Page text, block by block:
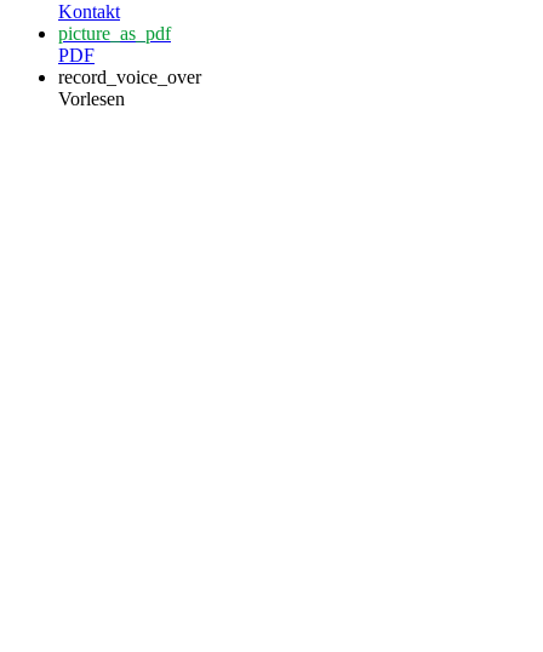
Kontakt
picture_as_pdf
PDF
record_voice_over
Vorlesen